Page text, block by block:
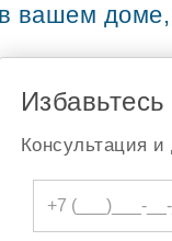
в вашем доме,
Консультация и